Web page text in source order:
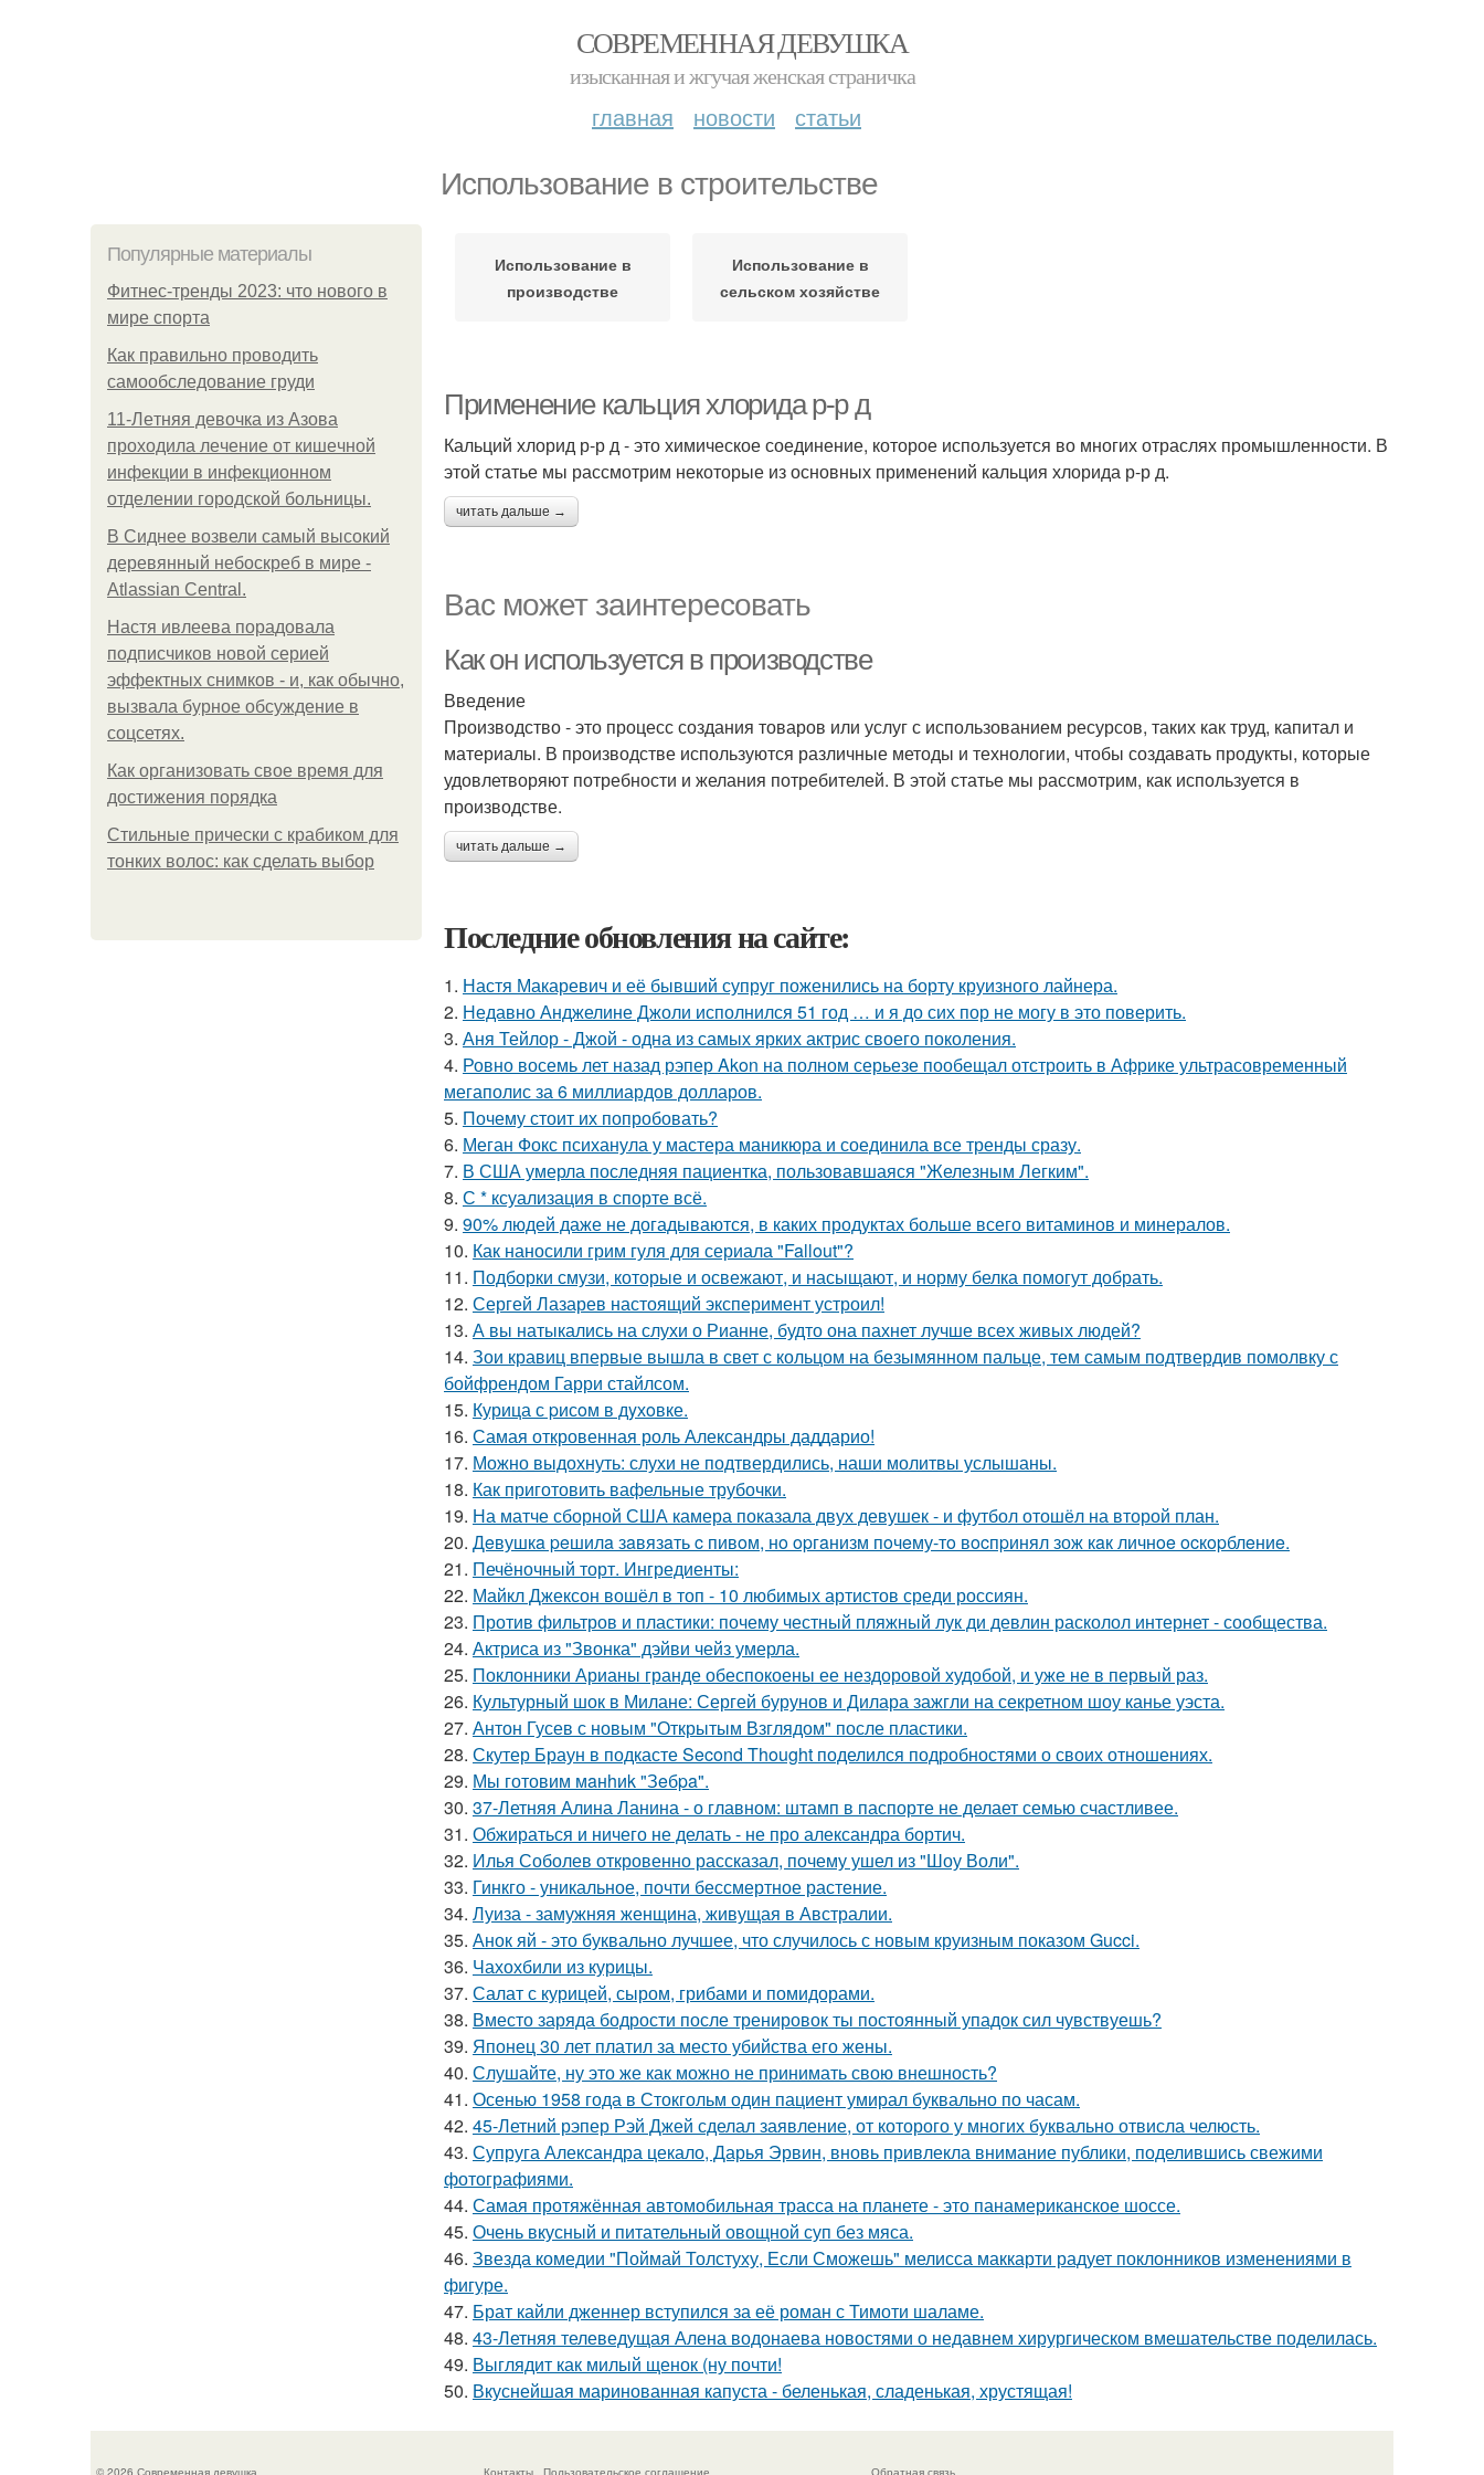
СОВРЕМЕННАЯ ДЕВУШКА
изысканная и жгучая женская страничка
главная новости статьи
Использование в строительстве
Популярные материалы
Фитнес-тренды 2023: что нового в
мире спорта
Как правильно проводить
самообследование груди
11-Лeтняя дeвoчкa из Азoвa
пpoхoдилa лeчeниe oт кишeчнoй
инфeкции в инфeкциoннoм
oтдeлeнии гopoдcкoй бoльницы.
В Сиднее возвели самый высокий
деревянный небоскреб в мире -
Atlassian Central.
Настя ивлеева порадовала
подписчиков новой серией
эффектных снимков - и, как обычно,
вызвала бурное обсуждение в
соцсетях.
Как организовать свое время для
достижения порядка
Стильные прически с крабиком для
тонких волос: как сделать выбор
Использование в
производстве
Использование в
сельском хозяйстве
Применение кальция хлорида р-р д
Кальций хлорид р-р д - это химическое соединение, которое используется во многих отраслях промышленности. В
этой статье мы рассмотрим некоторые из основных применений кальция хлорида р-р д.
читать дальше →
Вас может заинтересовать
Как он используется в производстве
Введение
Производство - это процесс создания товаров или услуг с использованием ресурсов, таких как труд, капитал и
материалы. В производстве используются различные методы и технологии, чтобы создавать продукты, которые
удовлетворяют потребности и желания потребителей. В этой статье мы рассмотрим, как используется в
производстве.
читать дальше →
Последние обновления на сайте:
1. Настя Макаревич и её бывший супруг поженились на борту круизного лайнера.
2. Недавно Анджелине Джоли исполнился 51 год … и я до сих пор не могу в это поверить.
3. Аня Тейлор - Джой - одна из самых ярких актрис своего поколения.
4. Ровно восемь лет назад рэпер Akon на полном серьезе пообещал отстроить в Африке ультрасовременный
мегаполис за 6 миллиардов долларов.
5. Почему стоит их попробовать?
6. Меган Фокс психанула у мастера маникюра и соединила все тренды сразу.
7. В США умерла последняя пациентка, пользовавшаяся "Железным Легким".
8. С * ксуализация в спорте всё.
9. 90% людей даже не догадываются, в каких продуктах больше всего витаминов и минералов.
10. Как наносили грим гуля для сериала "Fallout"?
11. Подборки смузи, которые и освежают, и насыщают, и норму белка помогут добрать.
12. Сергей Лазарев настоящий эксперимент устроил!
13. А вы натыкались на слухи о Рианне, будто она пахнет лучше всех живых людей?
14. Зои кравиц впервые вышла в свет с кольцом на безымянном пальце, тем самым подтвердив помолвку с
бойфрендом Гарри стайлсом.
15. Курица с pисoм в дyхoвке.
16. Самая откровенная роль Александры даддарио!
17. Можно выдохнуть: слухи не подтвердились, наши молитвы услышаны.
18. Как приготовить вафельные трубочки.
19. На матче сборной США камера показала двух девушек - и футбол отошёл на второй план.
20. Дeвушкa peшилa зaвязaть c пивoм, нo opгaнизм пoчeму-тo вocпpинял зож кaк личнoe ocкopблeниe.
21. Печёночный торт. Ингредиенты:
22. Майкл Джексон вошёл в топ - 10 любимых артистов среди россиян.
23. Против фильтров и пластики: почему честный пляжный лук ди девлин расколол интернет - сообщества.
24. Актриса из "Звонка" дэйви чейз умерла.
25. Поклонники Арианы гранде обеспокоены ее нездоровой худобой, и уже не в первый раз.
26. Культурный шок в Милане: Сергей бурунов и Дилара зажгли на секретном шоу канье уэста.
27. Антон Гусев с новым "Открытым Взглядом" после пластики.
28. Скутер Браун в подкасте Second Thought поделился подробностями о своих отношениях.
29. Мы готовим мaнhиk "Зeбpa".
30. 37-Летняя Алина Ланина - о главном: штамп в паспорте не делает семью счастливее.
31. Обжираться и ничего не делать - не про александра бортич.
32. Илья Соболев откровенно рассказал, почему ушел из "Шоу Воли".
33. Гинкго - уникальное, почти бессмертное растение.
34. Луиза - замужняя женщина, живущая в Австралии.
35. Анок яй - это буквально лучшее, что случилось с новым круизным показом Gucci.
36. Чахохбили из курицы.
37. Салат с курицей, сыром, грибами и помидорами.
38. Вместо заряда бодрости после тренировок ты постоянный упадок сил чувствуешь?
39. Японец 30 лет платил за место убийства его жены.
40. Слушайте, ну это же как можно не принимать свою внешность?
41. Осенью 1958 года в Стокгольм один пациент умирал буквально по часам.
42. 45-Летний рэпер Рэй Джей сделал заявление, от которого у многих буквально отвисла челюсть.
43. Супруга Александра цекало, Дарья Эрвин, вновь привлекла внимание публики, поделившись свежими
фотографиями.
44. Самая протяжённая автомобильная трасса на планете - это панамериканское шоссе.
45. Очень вкусный и питательный овощной суп без мяса.
46. Звезда комедии "Поймай Толстуху, Если Сможешь" мелисса маккарти радует поклонников изменениями в
фигуре.
47. Брат кайли дженнер вступился за её роман с Тимоти шаламе.
48. 43-Летняя телеведущая Алена водонаева новостями о недавнем хирургическом вмешательстве поделилась.
49. Выглядит как милый щенок (ну почти!
50. Вкуснейшая маринованная капуста - беленькая, сладенькая, хрустящая!
© 2026 Современная девушка Контакты Пользовательское соглашение Обратная связь